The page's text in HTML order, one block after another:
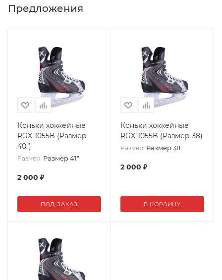
Предложения
Коньки хоккейные
RGX-1055B (Размер
40")
Размер: Размер 41"
2 000 ₽
ПОД ЗАКАЗ
Коньки хоккейные
RGX-1055B (Размер 38)
Размер: Размер 38"
2 000 ₽
В КОРЗИНУ